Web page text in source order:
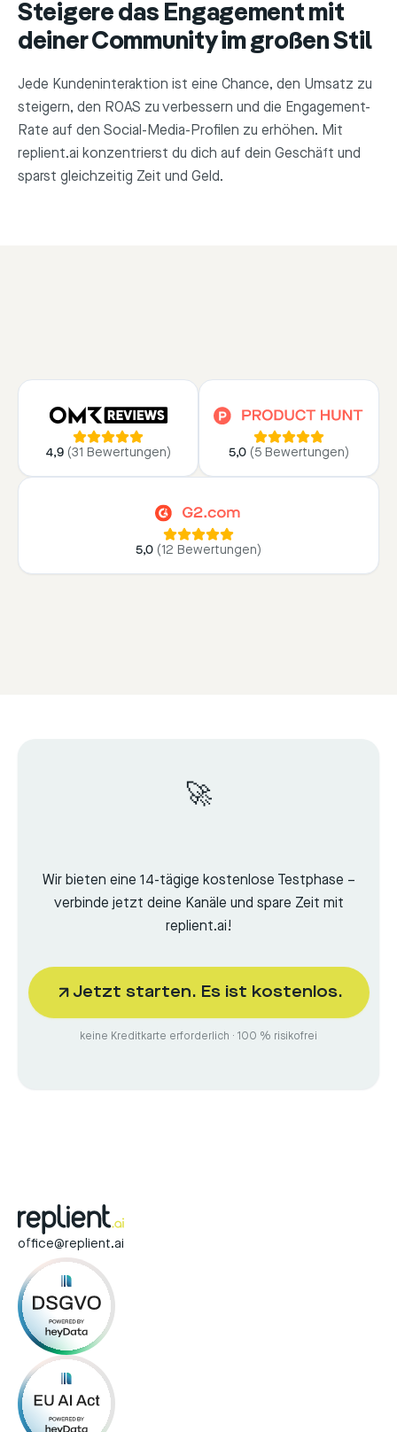
Steigere das Engagement mit
deiner Community im großen Stil
Jede Kundeninteraktion ist eine Chance, den Umsatz zu
steigern, den ROAS zu verbessern und die Engagement-
Rate auf den Social-Media-Profilen zu erhöhen. Mit
replient.ai konzentrierst du dich auf dein Geschäft und
sparst gleichzeitig Zeit und Geld.
4,9(31 Bewertungen) 5,0 (5 Bewertungen)
5,0 (12 Bewertungen)
🚀
Wir bieten eine 14-tägige kostenlose Testphase –
verbinde jetzt deine Kanäle und spare Zeit mit
replient.ai!
Jetzt starten. Es ist kostenlos.
keine Kreditkarte erforderlich · 100 % risikofrei
office@replient.ai